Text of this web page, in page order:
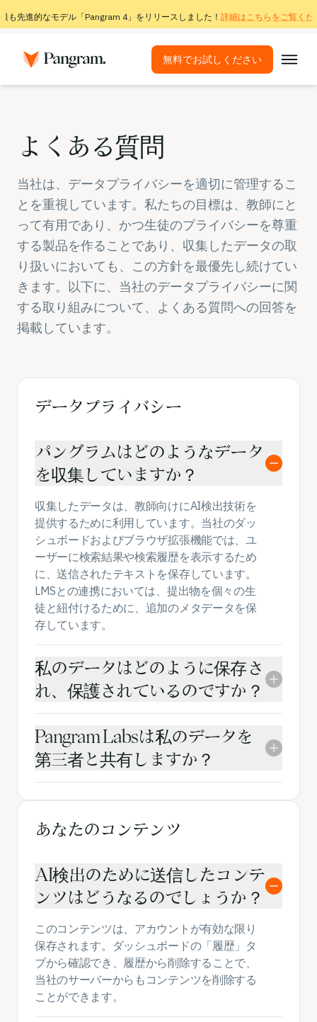
も先進的なモデル「Pangram 4」をリリースしました！ 詳細はこちらをご覧くだ
無料でお試しください
画像検出器
ブラウザ拡張機能
API
連携
盗用チェックツール
多言語AI検出
ユースケース
ブログ
ログイン
無料でお試しください
よくある質問
当社は、データプライバシーを適切に管理するこ
とを重視しています。私たちの目標は、教師にと
って有用であり、かつ生徒のプライバシーを尊重
する製品を作ることであり、収集したデータの取
り扱いにおいても、この方針を最優先し続けてい
きます。以下に、当社のデータプライバシーに関
する取り組みについて、よくある質問への回答を
掲載しています。
データプライバシー
パングラムはどのようなデータ
を収集していますか？
収集したデータは、教師向けにAI検出技術を
提供するために利用しています。当社のダッ
シュボードおよびブラウザ拡張機能では、ユ
ーザーに検索結果や検索履歴を表示するため
に、送信されたテキストを保存しています。
LMSとの連携においては、提出物を個々の生
徒と紐付けるために、追加のメタデータを保
存しています。
私のデータはどのように保存さ
れ、保護されているのですか？
Pangram Labsは私のデータを
第三者と共有しますか？
あなたのコンテンツ
AI検出のために送信したコンテ
ンツはどうなるのでしょうか？
このコンテンツは、アカウントが有効な限り
保存されます。ダッシュボードの「履歴」タ
ブから確認でき、履歴から削除することで、
当社のサーバーからもコンテンツを削除する
ことができます。